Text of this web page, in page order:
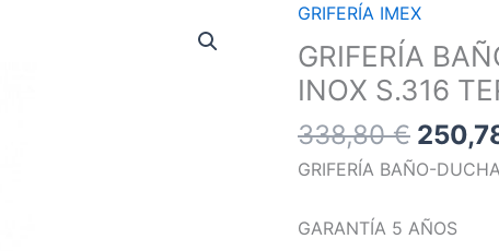
GRIFERÍA IMEX
GRIFERÍA
INOX S.316
338,80€
El
precio
era:
GRIFERÍA BAÑO-
GARANTÍA 5 AÑOS
GRIFERÍA
BAÑO-
DUCHA
MOSCÚ
ACERO
INOX
TERMOSTÁTICA